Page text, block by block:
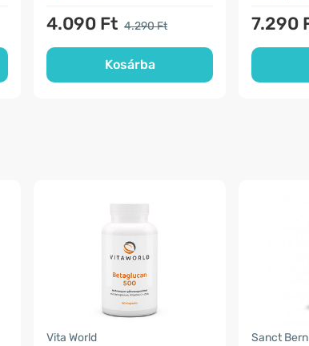
4.090 Ft 4.290 Ft
Kosárba
7.290
Vita World Sanct